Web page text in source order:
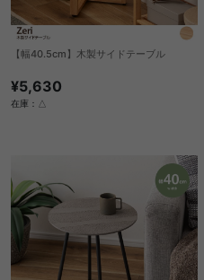
【幅40.5cm】木製サイドテーブル
¥5,630
在庫：△